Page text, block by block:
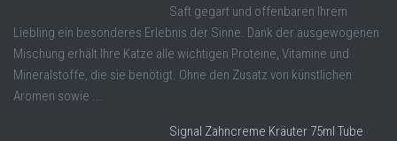
Saft gegart und offenbaren Ihrem
Liebling ein besonderes Erlebnis der Sinne. Dank der ausgewogenen
Mischung erhält Ihre Katze alle wichtigen Proteine, Vitamine und
Mineralstoffe, die sie benötigt. Ohne den Zusatz von künstlichen
Aromen sowie ...
Signal Zahncreme Kräuter 75ml Tube